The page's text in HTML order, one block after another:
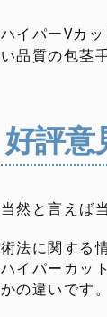
ハイパーVカ
い品質の包茎
好評意
当然と言えば
術法に関する
ハイパーカッ
かの違いです。